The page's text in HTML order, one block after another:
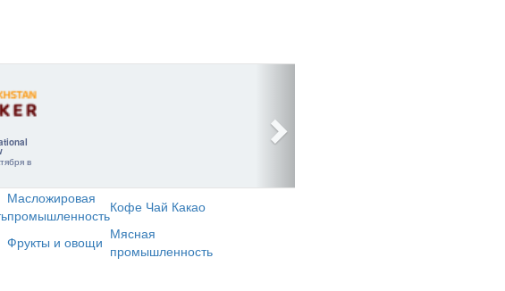
в
Масложировая
промышленностьКофе Чай Какао
Фрукты и овощи Мясная
промышленность